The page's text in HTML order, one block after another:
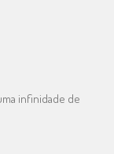
infinidade de